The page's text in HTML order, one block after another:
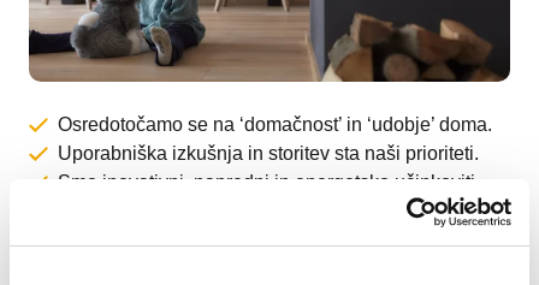
Osredotočamo se na ‘domačnost’ in ‘udobje’ doma.
Uporabniška izkušnja in storitev sta naši prioriteti.
Smo inovativni, napredni in energetsko učinkoviti.
Naši izdelki so privlačni, jasni, trajni in odlično